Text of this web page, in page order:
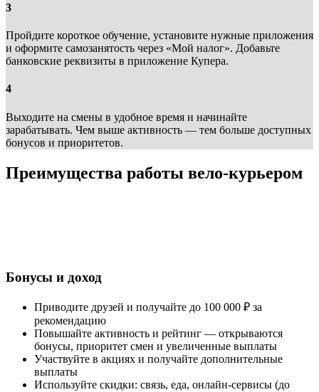
3
Пройдите короткое обучение, установите нужные приложения
и оформите самозанятость через «Мой налог». Добавьте
банковские реквизиты в приложение Купера.
4
Выходите на смены в удобное время и начинайте
зарабатывать. Чем выше активность — тем больше доступных
бонусов и приоритетов.
Преимущества работы вело-курьером
Бонусы и доход
Приводите друзей и получайте до 100 000 ₽ за
рекомендацию
Повышайте активность и рейтинг — открываются
бонусы, приоритет смен и увеличенные выплаты
Участвуйте в акциях и получайте дополнительные
выплаты
Используйте скидки: связь, еда, онлайн-сервисы (до